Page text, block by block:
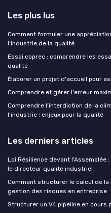
Les plus lus
Comment formuler une
l’industrie de la qualité
Essai coprec : comprendre les
qualité
Élaborer un projet d'accueil pour
Comprendre et gérer l'erreur
Comprendre l’interdiction de la
l’industrie : enjeux pour la qualité
Les derniers articles
Loi Résilience devant l'Assemblée
le directeur qualité industriel
Comment structurer le calcul de
gestion des risques en entreprise
Structurer un V4 pipeline en